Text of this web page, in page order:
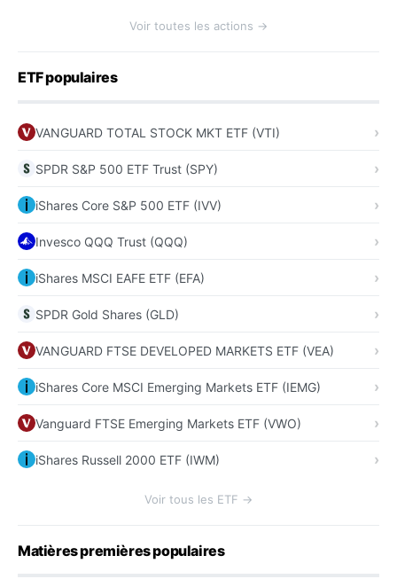
Voir toutes les actions →
ETF populaires
VANGUARD TOTAL STOCK MKT ETF (VTI)
SPDR S&P 500 ETF Trust (SPY)
iShares Core S&P 500 ETF (IVV)
Invesco QQQ Trust (QQQ)
iShares MSCI EAFE ETF (EFA)
SPDR Gold Shares (GLD)
VANGUARD FTSE DEVELOPED MARKETS ETF (VEA)
iShares Core MSCI Emerging Markets ETF (IEMG)
Vanguard FTSE Emerging Markets ETF (VWO)
iShares Russell 2000 ETF (IWM)
Voir tous les ETF →
Matières premières populaires